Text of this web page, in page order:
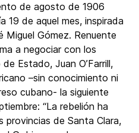
de agosto de 1906
19 de aquel mes, inspirada
Miguel Gómez. Renuente
a negociar con los
Estado, Juan O’Farrill,
–sin conocimiento ni
cubano- la siguiente
“La rebelión ha
provincias de Santa Clara,